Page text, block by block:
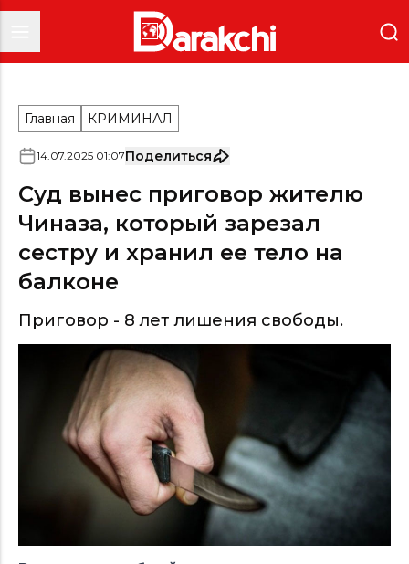
Главная КРИМИНАЛ
14.07.2025 01:07Поделиться
Суд вынес приговор жителю
Чиназа, который зарезал
сестру и хранил ее тело на
балконе
Приговор - 8 лет лишения свободы.